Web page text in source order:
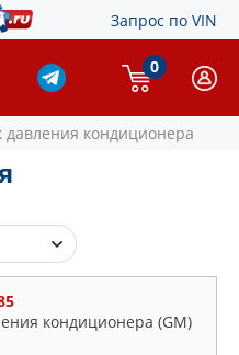
Запрос по VIN
0
давления кондиционера
кондиционера (GM)